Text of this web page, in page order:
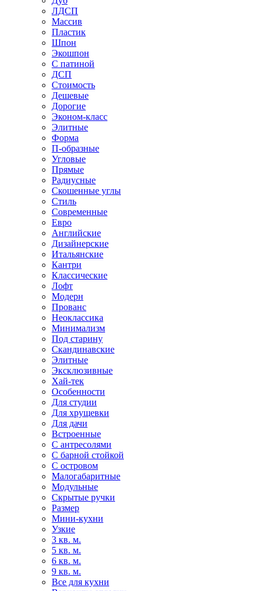
ЛДСП
Массив
Пластик
Шпон
Экошпон
С патиной
ДСП
Стоимость
Дешевые
Дорогие
Эконом-класс
Элитные
Форма
П-образные
Угловые
Прямые
Радиусные
Скошенные углы
Стиль
Современные
Евро
Английские
Дизайнерские
Итальянские
Кантри
Классические
Лофт
Модерн
Прованс
Неоклассика
Минимализм
Под старину
Скандинавские
Элитные
Эксклюзивные
Хай-тек
Особенности
Для студии
Для хрущевки
Для дачи
Встроенные
С антресолями
С барной стойкой
С островом
Малогабаритные
Модульные
Скрытые ручки
Размер
Мини-кухни
Узкие
3 кв. м.
5 кв. м.
6 кв. м.
9 кв. м.
Все для кухни